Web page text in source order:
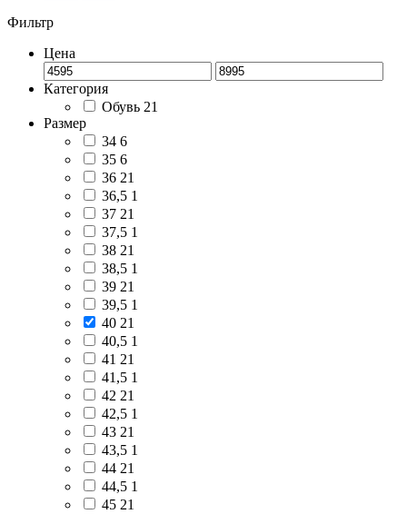
Фильтр
Цена
Категория
Обувь 21
Размер
34 6
35 6
36 21
36,5 1
37 21
37,5 1
38 21
38,5 1
39 21
39,5 1
40 21
40,5 1
41 21
41,5 1
42 21
42,5 1
43 21
43,5 1
44 21
44,5 1
45 21